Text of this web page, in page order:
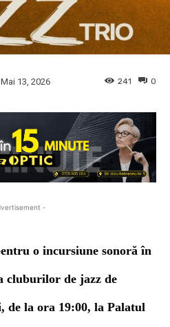
Mai 13, 2026 0
241
-
o incursiune sonoră în
cluburilor de jazz de
de la ora 19:00, la Palatul